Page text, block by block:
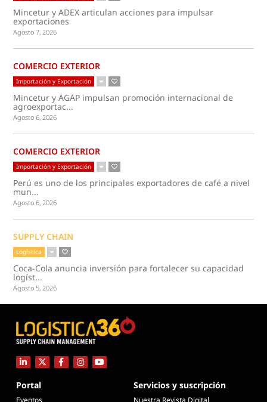
Mincetur y ADEX articulan acciones para impulsar
exportaciones
Agosto 7, 2026
COMERCIO EXTERIOR
Importación y Exportación
Mincetur y AGAP impulsan promoción internacional de
agroexportac...
Agosto 6, 2026
COMERCIO EXTERIOR
Importación y Exportación
Perú es uno de los principales exportadores de café a nivel
mun...
Agosto 6, 2026
SUPPLY CHAIN
Logística
Coca-Cola anuncia inversión para fortalecer su capacidad
logíst...
Agosto 5, 2026
Portal
Eventos
Servicios y suscripción
Nuestra Revista Digital